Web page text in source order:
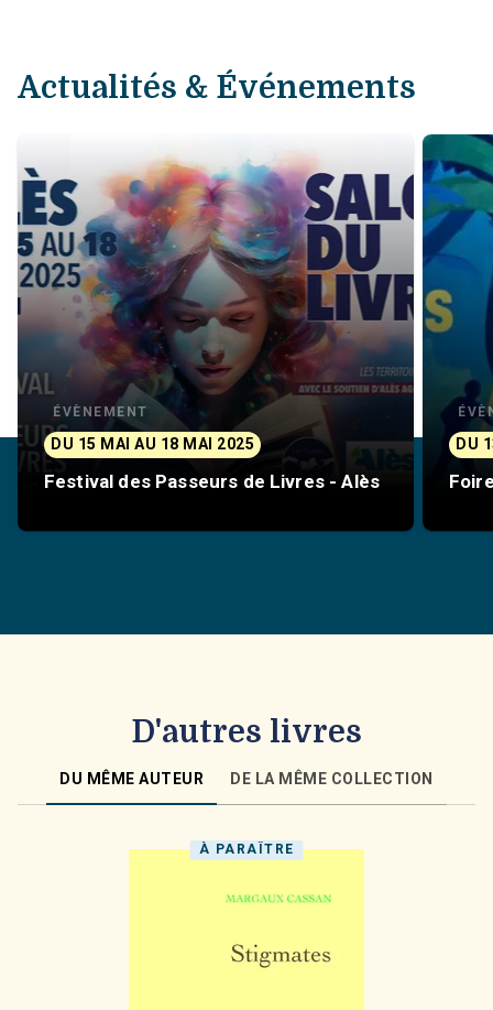
Actualités & Événements
ÉVÈNEMENT
DU 15 MAI AU 18 MAI 2025
Festival des Passeurs de Livres - Alès
DU
D'autres livres
DU MÊME AUTEUR DE LA MÊME COLLECTION
À PARAÎTRE